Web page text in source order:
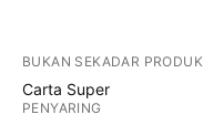
BUKAN SEKADAR PRODUK
Carta Super
PENYARING